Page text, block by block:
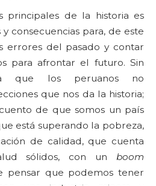
principales de la historia es
consecuencias para, de este
errores del pasado y contar
para afrontar el futuro. Sin
que los peruanos no
que nos da la historia;
de que somos un país
está superando la pobreza,
de calidad, que cuenta
sólidos, con un boom
pensar que podemos tener